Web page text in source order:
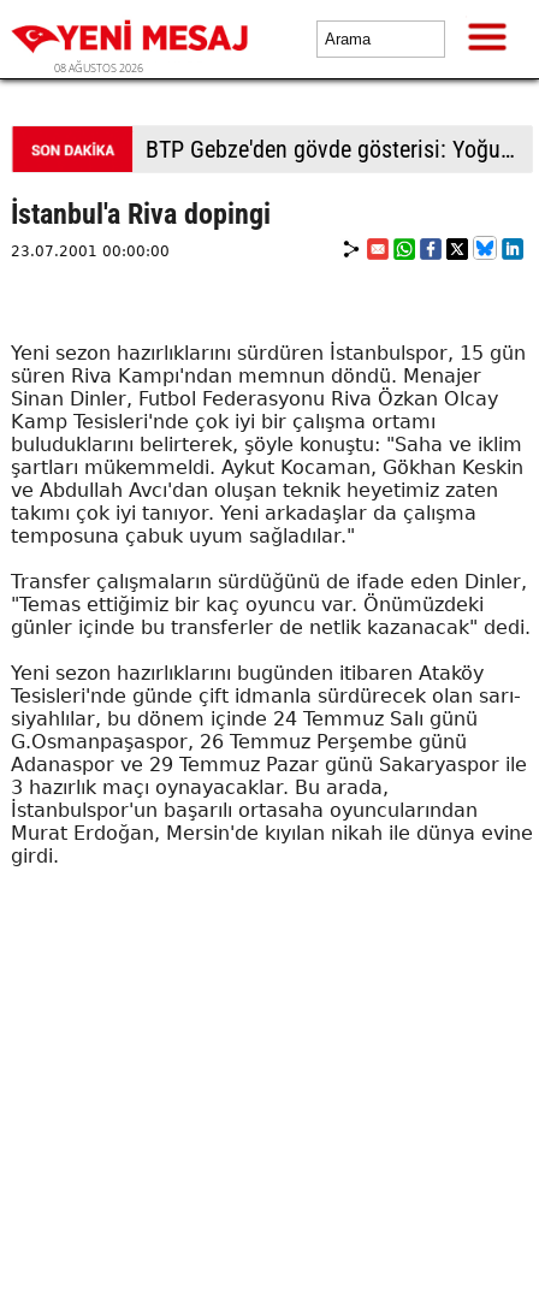
08 AĞUSTOS 2026
BTP Gebze'den gövde gösterisi: Yoğun katılımla yeni üyeler rozetlerini taktı
İstanbul'a Riva dopingi
23.07.2001 00:00:00
Yeni sezon hazırlıklarını sürdüren İstanbulspor, 15 gün
süren Riva Kampı'ndan memnun döndü. Menajer
Sinan Dinler, Futbol Federasyonu Riva Özkan Olcay
Kamp Tesisleri'nde çok iyi bir çalışma ortamı
buluduklarını belirterek, şöyle konuştu: "Saha ve iklim
şartları mükemmeldi. Aykut Kocaman, Gökhan Keskin
ve Abdullah Avcı'dan oluşan teknik heyetimiz zaten
takımı çok iyi tanıyor. Yeni arkadaşlar da çalışma
temposuna çabuk uyum sağladılar."
Transfer çalışmaların sürdüğünü de ifade eden Dinler,
"Temas ettiğimiz bir kaç oyuncu var. Önümüzdeki
günler içinde bu transferler de netlik kazanacak" dedi.
Yeni sezon hazırlıklarını bugünden itibaren Ataköy
Tesisleri'nde günde çift idmanla sürdürecek olan sarı-
siyahlılar, bu dönem içinde 24 Temmuz Salı günü
G.Osmanpaşaspor, 26 Temmuz Perşembe günü
Adanaspor ve 29 Temmuz Pazar günü Sakaryaspor ile
3 hazırlık maçı oynayacaklar. Bu arada,
İstanbulspor'un başarılı ortasaha oyuncularından
Murat Erdoğan, Mersin'de kıyılan nikah ile dünya evine
girdi.